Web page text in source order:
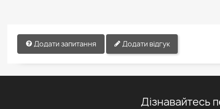
Додати запитання Додати відгук
Дізнавайтесь